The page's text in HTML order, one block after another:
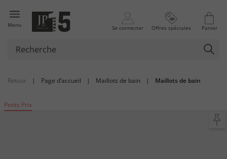
Menu Se connecter Offres spéciales Panier
Retour | Page d’accueil | Maillots de bain | Maillots de bain
Petits Prix